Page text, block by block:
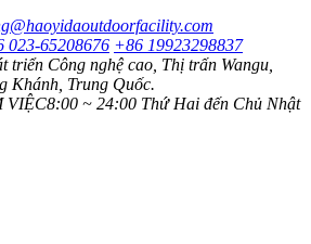
023-65208676 +86 19923298837
triển Công nghệ cao, Thị trấn Wangu,
Khánh, Trung Quốc.
VIỆC8:00 ~ 24:00 Thứ Hai đến Chủ Nhật